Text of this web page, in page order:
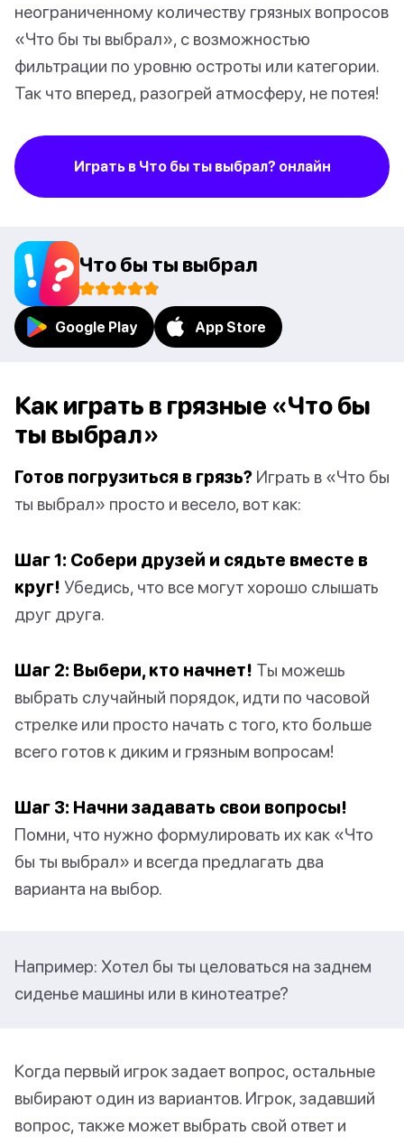
неограниченному количеству грязных вопросов
«Что бы ты выбрал», с возможностью
фильтрации по уровню остроты или категории.
Так что вперед, разогрей атмосферу, не потея!
Играть в Что бы ты выбрал? онлайн
Что бы ты выбрал
Google Play App Store
Как играть в грязные «Что бы
ты выбрал»
Готов погрузиться в грязь? Играть в «Что бы
ты выбрал» просто и весело, вот как:
Шаг 1: Собери друзей и сядьте вместе в
круг! Убедись, что все могут хорошо слышать
друг друга.
Шаг 2: Выбери, кто начнет! Ты можешь
выбрать случайный порядок, идти по часовой
стрелке или просто начать с того, кто больше
всего готов к диким и грязным вопросам!
Шаг 3: Начни задавать свои вопросы!
Помни, что нужно формулировать их как «Что
бы ты выбрал» и всегда предлагать два
варианта на выбор.
Например: Хотел бы ты целоваться на заднем
сиденье машины или в кинотеатре?
Когда первый игрок задает вопрос, остальные
выбирают один из вариантов. Игрок, задавший
вопрос, также может выбрать свой ответ и